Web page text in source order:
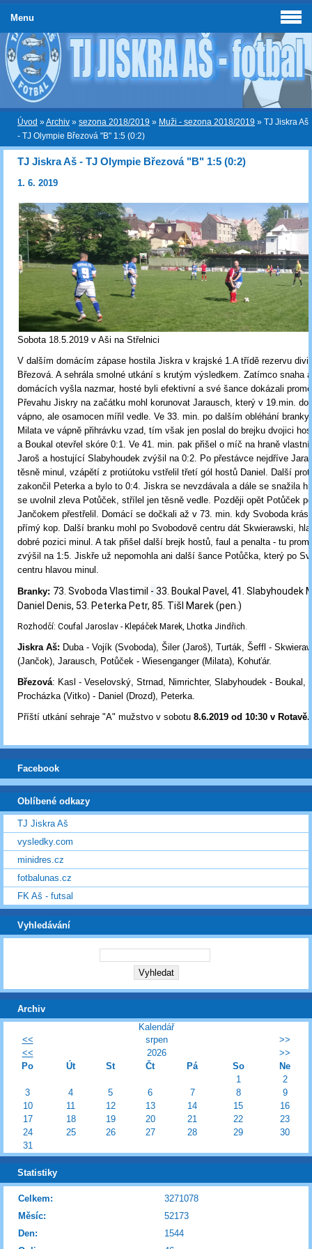
Úvod »Archiv » sezona 2018/2019 » Muži - sezona 2018/2019 » TJ Jiskra Aš
- TJ Olympie Březová "B" 1:5 (0:2)
TJ Jiskra Aš - TJ Olympie Březová "B" 1:5 (0:2)
1. 6. 2019
Sobota 18.5.2019 v Aši na Střelnici
V dalším domácím zápase hostila Jiskra v krajské 1.A třídě rezervu
Březová. A sehrála smolné utkání s krutým výsledkem. Zatímco snaha
domácích vyšla nazmar, hosté byli efektivní a své šance dokázali
Převahu Jiskry na začátku mohl korunovat Jarausch, který v 19.min.
vápno, ale osamocen mířil vedle. Ve 33. min. po dalším obléhání
Milata ve vápně přihrávku vzad, tím však jen poslal do brejku dvojici
a Boukal otevřel skóre 0:1. Ve 41. min. pak přišel o míč na hraně
Jaroš a hostující Slabyhoudek zvýšil na 0:2. Po přestávce nejdříve
těsně minul, vzápětí z protiútoku vstřelil třetí gól hostů Daniel. Další
zakončil Peterka a bylo to 0:4. Jiskra se nevzdávala a dále se snažila
se uvolnil zleva Potůček, střílel jen těsně vedle. Později opět Potůček
Jančokem přestřelil. Domácí se dočkali až v 73. min. kdy Svoboda
přímý kop. Další branku mohl po Svobodově centru dát Skwierawski,
dobré pozici minul. A tak přišel další brejk hostů, faul a penalta - tu
zvýšil na 1:5. Jiskře už nepomohla ani další šance Potůčka, který po
centru hlavou minul.
Branky: 73. Svoboda Vlastimil - 33. Boukal Pavel, 41. Slabyhoudek
Daniel Denis, 53. Peterka Petr, 85. Tišl Marek (pen.)
Rozhodčí: Coufal Jaroslav - Klepáček Marek, Lhotka Jindřich.
Jiskra Aš: Duba - Vojík (Svoboda), Šiler (Jaroš), Turták, Šeffl -
(Jančok), Jarausch, Potůček - Wiesenganger (Milata), Kohuťár.
Březová: Kasl - Veselovský, Strnad, Nimrichter, Slabyhoudek - Boukal,
Procházka (Vitko) - Daniel (Drozd), Peterka.
Příští utkání sehraje "A" mužstvo v sobotu 8.6.2019 od 10:30 v Rotavě.
Menu
Facebook
Oblíbené odkazy
TJ Jiskra Aš
vysledky.com
minidres.cz
fotbalunas.cz
FK Aš - futsal
Vyhledávání
Archiv
Kalendář
<<
srpen
>>
<<
2026
>>
Po
Út St Čt Pá So
Ne
1
2
3
4 5 6 7 8
9
10
11 12 13 14 15
16
17
18 19 20 21 22
23
24
25 26 27 28 29
30
31
Statistiky
Celkem:
3271078
Měsíc:
52173
Den:
1544